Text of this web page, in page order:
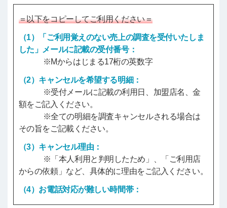
＝以下をコピーしてご利用ください＝
（1）「ご利用覚えのない売上の調査を受付いたしま
した」メールに記載の受付番号：
※Mからはじまる17桁の英数字
（2）キャンセルを希望する明細：
※受付メールに記載の利用日、加盟店名、金
額をご記入ください。
※全ての明細を調査キャンセルされる場合は
その旨をご記載ください。
（3）キャンセル理由：
※「本人利用と判明したため」、「ご利用店
からの依頼」など、具体的に理由をご記入ください。
（4）お電話対応が難しい時間帯：